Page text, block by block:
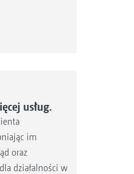
usług.
im
oraz
działalności w